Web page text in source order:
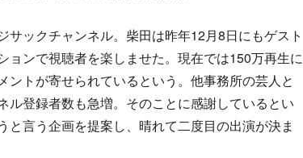
ックチャンネル。柴田は昨年12月8日にもゲスト
ョンで視聴者を楽しませた。現在では150万再生に
トが寄せられているという。他事務所の芸人と
ル登録者数も急増。そのことに感謝しているとい
言う企画を提案し、晴れて二度目の出演が決ま